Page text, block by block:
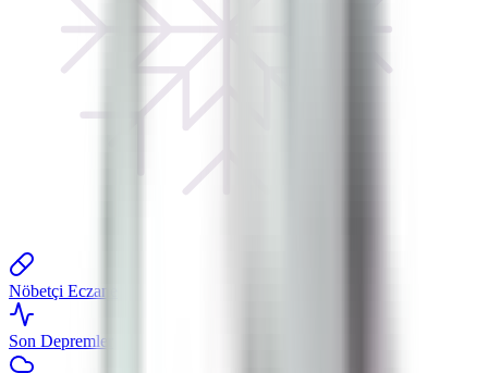
Nöbetçi Eczane
Son Depremler